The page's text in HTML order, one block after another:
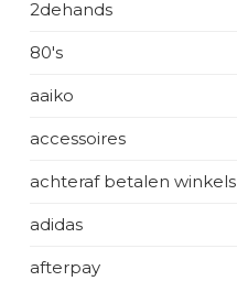
2dehands
80's
aaiko
accessoires
achteraf betalen winkels
adidas
afterpay